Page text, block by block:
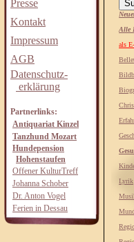
Presse
Kontakt
Impressum
AGB
Datenschutz-
erklärung
Partnerlinks:
Antiquariat Kinzel
Tanzhund Mozart
Hundepension
Hohenstaufen
Offener KulturTreff
Johanna Schober
Dr. Anton Vogel
Ferien in Dessau
Alle
als
Lyrik